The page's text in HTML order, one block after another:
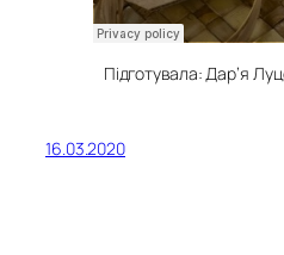
Підготувала: Дар’я
16.03.2020